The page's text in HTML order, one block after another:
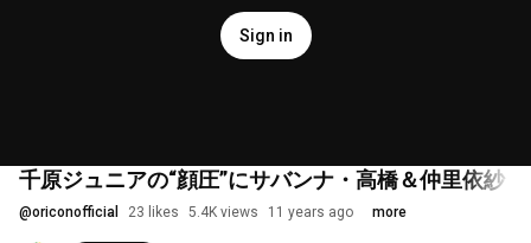
Sign in
千原ジュニアの“顔圧”にサバンナ・高橋＆仲里依
@oriconofficial 23 likes 5.4K views 11 years ago more